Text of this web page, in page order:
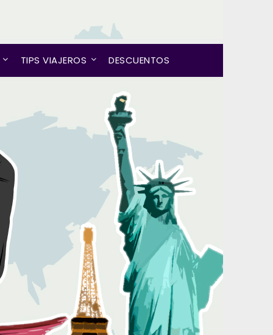
TIPS VIAJEROS DESCUENTOS